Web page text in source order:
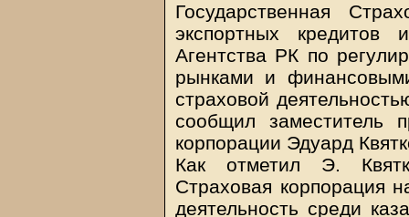
Государственная
экспортных кредитов
Агентства РК по
рынками и
страховой
сообщил заместитель
корпорации Эдуард
Как отметил Э.
Страховая корпорация
деятельность среди